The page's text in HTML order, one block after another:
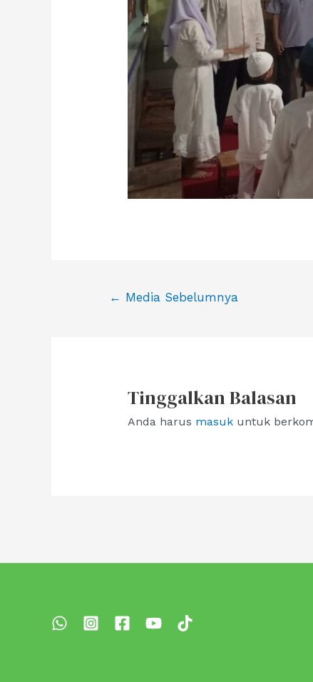
Navigasi
← Media Sebelumnya
Tinggalkan Balasan
Anda harus masukuntuk